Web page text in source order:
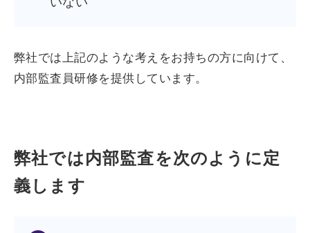
弊社では上記のような考えをお持ちの方に向けて、
内部監査員研修を提供しています。
弊社では内部監査を次のように定
義します